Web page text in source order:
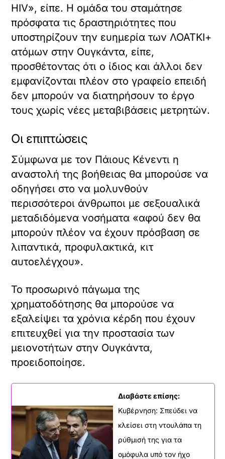
HIV», είπε. Η ομάδα του σταμάτησε
πρόσφατα τις δραστηριότητες που
υποστηρίζουν την ευημερία των ΛΟΑΤΚΙ+
ατόμων στην Ουγκάντα, είπε,
προσθέτοντας ότι ο ίδιος και άλλοι δεν
εμφανίζονται πλέον στο γραφείο επειδή
δεν μπορούν να διατηρήσουν το έργο
τους χωρίς νέες μεταβιβάσεις μετρητών.
Οι επιπτώσεις
Σύμφωνα με τον Πάιους Κένεντι η
αναστολή της βοήθειας θα μπορούσε να
οδηγήσει στο να μολυνθούν
περισσότεροι άνθρωποι με σεξουαλικά
μεταδιδόμενα νοσήματα «αφού δεν θα
μπορούν πλέον να έχουν πρόσβαση σε
λιπαντικά, προφυλακτικά, κιτ
αυτοελέγχου».
Το προσωρινό πάγωμα της
χρηματοδότησης θα μπορούσε να
εξαλείψει τα χρόνια κέρδη που έχουν
επιτευχθεί για την προστασία των
μειονοτήτων στην Ουγκάντα,
προειδοποίησε.
Διαβάστε επίσης:
Κυβέρνηση: Σπεύδει να
κλείσει στη ντουλάπα τη
ρύθμισή της για τα
ομόφυλα υπό τον ήχο